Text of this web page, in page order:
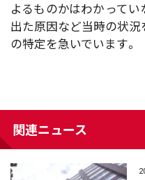
よるものかはわかってい
出た原因など当時の状況
の特定を急いでいます。
関連ニュース